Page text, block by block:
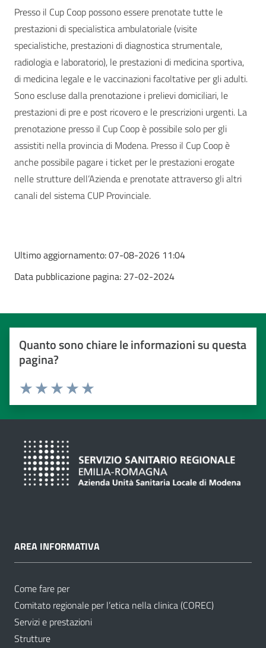
Presso il Cup Coop possono essere prenotate tutte le
prestazioni di specialistica ambulatoriale (visite
specialistiche, prestazioni di diagnostica strumentale,
radiologia e laboratorio), le prestazioni di medicina sportiva,
di medicina legale e le vaccinazioni facoltative per gli adulti.
Sono escluse dalla prenotazione i prelievi domiciliari, le
prestazioni di pre e post ricovero e le prescrizioni urgenti. La
prenotazione presso il Cup Coop è possibile solo per gli
assistiti nella provincia di Modena. Presso il Cup Coop è
anche possibile pagare i ticket per le prestazioni erogate
nelle strutture dell’Azienda e prenotate attraverso gli altri
canali del sistema CUP Provinciale.
Ultimo aggiornamento:07-08-2026 11:04
Data pubblicazione pagina: 27-02-2024
Quanto sono chiare le informazioni su questa
pagina?
Valuta da 1 a 5 stelle
Valuta 5 stelle su 5
Valuta 4 stelle su 5
Valuta 3 stelle su 5
Valuta 2 stelle su 5
Valuta 1 stelle su 5
AREA INFORMATIVA
Come fare per
Comitato regionale per l’etica nella clinica (COREC)
Servizi e prestazioni
Strutture